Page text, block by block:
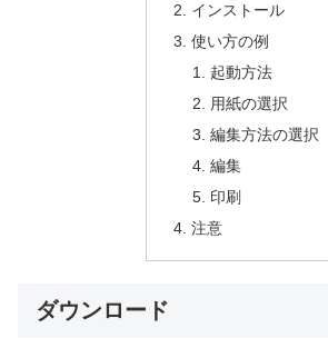
インストール
使い方の例
起動方法
用紙の選択
編集方法の選択
編集
印刷
注意
ダウンロード